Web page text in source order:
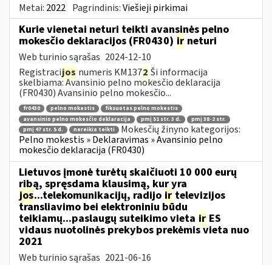
Metai: 2022 Pagrindinis:Viešieji pirkimai
Kurie vienetai neturi teikti avansinės pelno
mokesčio deklaracijos (FR0430) ir neturi
Web turinio sąrašas 2024-12-10
Registracijos numeris KM1372 Ši informacija
skelbiama: Avansinio pelno mokesčio deklaracija
(FR0430) Avansinio pelno mokesčio...
fr0430 pelno mokestis
fiksuotas pelno mokestis
avansinio pelno mokesčio deklaracija
pmį 51 str. 3 d.
pmį 38-2 str.
pmį 47 str. 5 d.
nereikia teikti
Mokesčių žinyno kategorijos:
Pelno mokestis » Deklaravimas » Avansinio pelno
mokesčio deklaracija (FR0430)
Lietuvos įmonė turėtų skaičiuoti 10 000 eurų
ribą, spręsdama klausimą, kur yra
jos...telekomunikacijų, radijo ir televizijos
transliavimo bei elektroniniu būdu
teikiamų...paslaugų suteikimo vieta ir ES
vidaus nuotolinės prekybos prekėmis vieta nuo
2021
Web turinio sąrašas 2021-06-16